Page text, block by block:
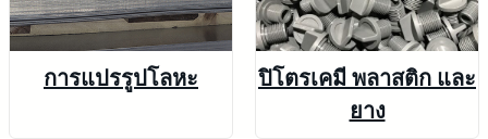
การแปรรูปโลหะ
ปิโตรเคมี พลาสติก และ
ยาง